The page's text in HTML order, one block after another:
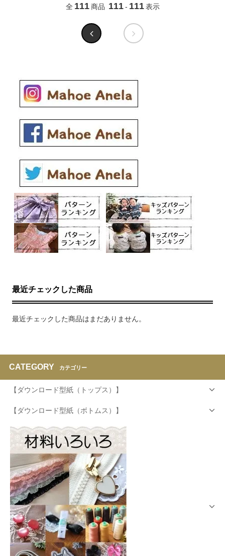
全 111 商品 111 - 111 表示
最近チェックした商品
最近チェックした商品はまだありません。
CATEGORY カテゴリー
【ダウンロード型紙（トップス）】
【ダウンロード型紙（ボトムス）】